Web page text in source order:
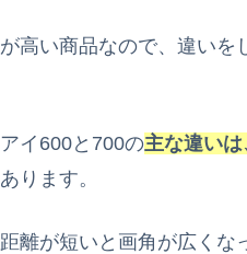
高い商品なので、違い
イ600と700の主な違い
ります。
離が短いと画角が広く